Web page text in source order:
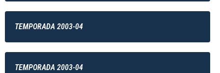
TEMPORADA 2003-04
TEMPORADA 2003-04